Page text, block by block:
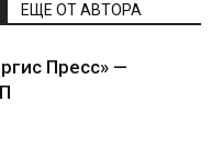
ЕЩЕ ОТ АВТОРА
Пресс» —